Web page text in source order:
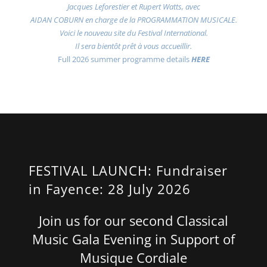
Jacques Leforestier et Rupert Watts, avec
AIDAN COBURN en charge de la PROGRAMMATION MUSICALE.
Voici le nouveau site du Festival International.
Il sera bientôt prêt à vous accueillir.
Full 2026 summer programme detailsHERE
FESTIVAL LAUNCH: Fundraiser
in Fayence: 28 July 2026
Join us for our second Classical
Music Gala Evening in Support of
Musique Cordiale